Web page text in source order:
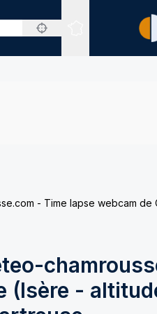
Sites expertisés
- Time lapse webcam
(Isère -